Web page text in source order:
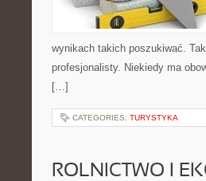
wynikach takich poszukiwać.
profesjonalisty. Niekiedy ma
[…]
CATEGORIES: TURYSTYKA
ROLNICTWO I